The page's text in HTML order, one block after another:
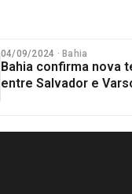
04/09/2024 · Bahia
Bahia confirma nova
entre Salvador e